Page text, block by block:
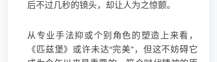
后不过几秒的镜头，却让人为之惊颤。
从专业手法抑或个别角色的塑造上来看，
《匹兹堡》或许未达“完美”，但这不妨碍它